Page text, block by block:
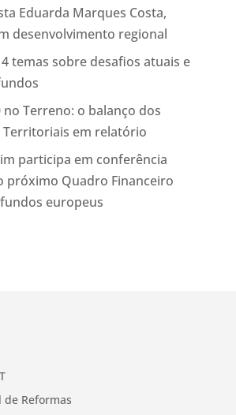
Eduarda Marques Costa,
desenvolvimento regional
temas sobre desafios atuais e
no Terreno: o balanço dos
em relatório
participa em conferência
próximo Quadro Financeiro
europeus
de Reformas